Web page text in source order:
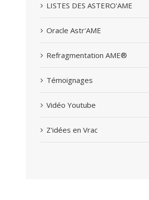
LISTES DES ASTERO'AME
Oracle Astr'AME
Refragmentation AME®
Témoignages
Vidéo Youtube
Z'idées en Vrac